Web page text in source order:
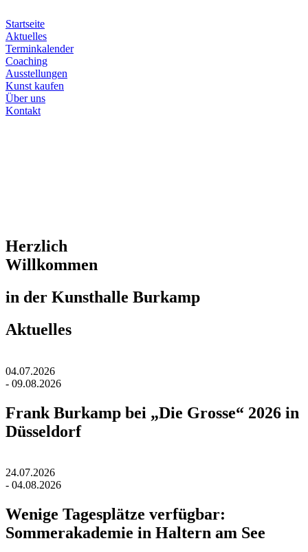
Inhalt
springen
Startseite
Aktuelles
Terminkalender
Coaching
Ausstellungen
Kunst kaufen
Über uns
Kontakt
Herzlich
Willkommen
in der Kunsthalle Burkamp
Aktuelles
04.07.2026
- 09.08.2026
Frank Burkamp bei „Die Grosse“ 2026 in
Düsseldorf
24.07.2026
- 04.08.2026
Wenige Tagesplätze verfügbar:
Sommerakademie in Haltern am See